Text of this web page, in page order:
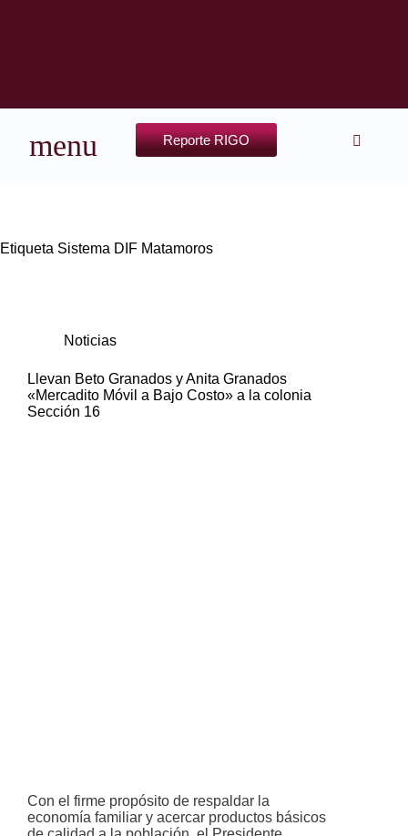
Reporte RIGO
Etiqueta Sistema DIF Matamoros
Noticias
Llevan Beto Granados y Anita Granados
«Mercadito Móvil a Bajo Costo» a la colonia
Sección 16
Con el firme propósito de respaldar la
economía familiar y acercar productos básicos